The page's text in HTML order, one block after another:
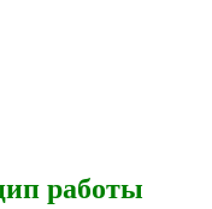
работы